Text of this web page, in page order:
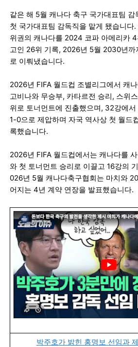
같은 해 5월 캐나다 축구 국가대표팀 감
첫 국가대표팀 감독직을 맡게 됐습니다
위권의 캐나다를 2024 코파 아메리카
고인 26위 기록, 2026년 5월 2030년까
로 이뤄냈습니다.
2026년 FIFA 월드컵 조별리그에서 캐
고비나와 무승부, 카타르전 승리, 스위
위로 토너먼트에 진출했으며, 32강에
1-0으로 제압하며 자국 역사상 첫 월드
록했습니다.
2026년 FIFA 월드컵에서는 캐나다를
와 첫 토너먼트 승리로 이끌고 16강의
026년 5월 캐나다축구협회는 마치와
어지는 4년 계약 연장을 발표했습니다.
박주호가 밝힌 홍명보 선임과